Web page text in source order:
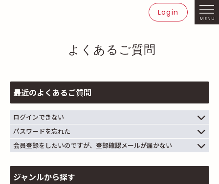
Login
MENU
よくあるご質問
最近のよくあるご質問
ログインできない
パスワードを忘れた
会員登録をしたいのですが、登録確認メールが届かない
ジャンルから探す